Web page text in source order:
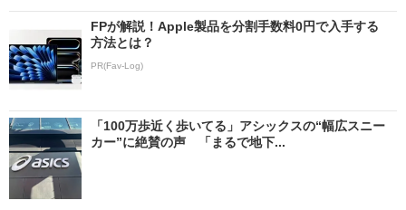
FPが解説！Apple製品を分割手数料0円で入手する
方法とは？
PR(Fav-Log)
「100万歩近く歩いてる」アシックスの“幅広スニー
カー”に絶賛の声 「まるで地下...